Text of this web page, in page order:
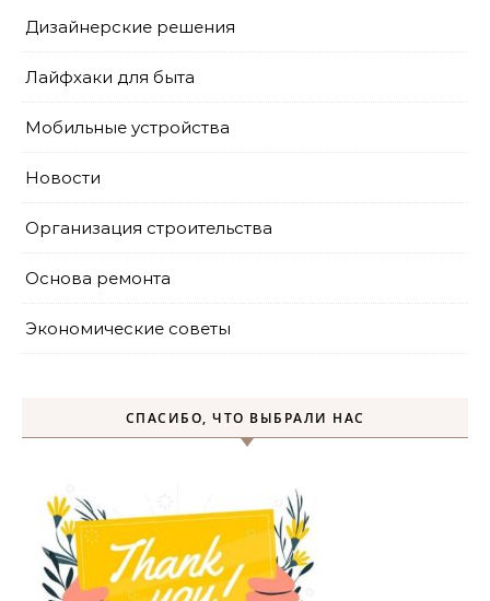
Дизайнерские решения
Лайфхаки для быта
Мобильные устройства
Новости
Организация строительства
Основа ремонта
Экономические советы
СПАСИБО, ЧТО ВЫБРАЛИ НАС